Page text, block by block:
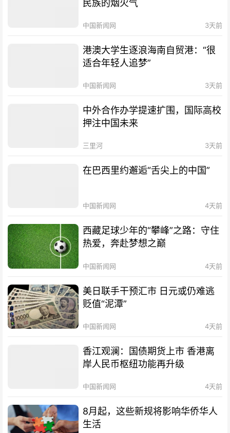
民族的烟火气
中国新闻网 3天前
港澳大学生逐浪海南自贸港：“很
适合年轻人追梦”
中国新闻网 3天前
中外合作办学提速扩围，国际高校
押注中国未来
三里河 3天前
在巴西里约邂逅“舌尖上的中国”
中国新闻网 4天前
西藏足球少年的“攀峰”之路：守住
热爱，奔赴梦想之巅
中国新闻网 4天前
美日联手干预汇市 日元或仍难逃
贬值“泥潭”
中国新闻网 4天前
香江观澜：国债期货上市 香港离
岸人民币枢纽功能再升级
中国新闻网 4天前
8月起，这些新规将影响华侨华人
生活